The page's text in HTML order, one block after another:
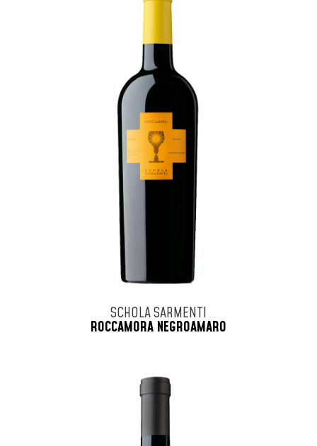
SCHOLA SARMENTI
ROCCAMORA NEGROAMARO